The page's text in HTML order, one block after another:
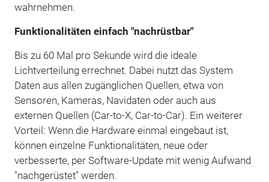
wahrnehmen.
Funktionalitäten einfach "nachrüstbar"
Bis zu 60 Mal pro Sekunde wird die ideale
Lichtverteilung errechnet. Dabei nutzt das System
Daten aus allen zugänglichen Quellen, etwa von
Sensoren, Kameras, Navidaten oder auch aus
externen Quellen (Car-to-X, Car-to-Car). Ein weiterer
Vorteil: Wenn die Hardware einmal eingebaut ist,
können einzelne Funktionalitäten, neue oder
verbesserte, per Software-Update mit wenig Aufwand
"nachgerüstet" werden.